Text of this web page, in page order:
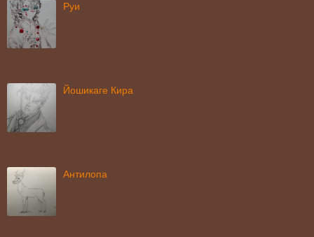
Руи
Йошикаге Кира
Антилопа